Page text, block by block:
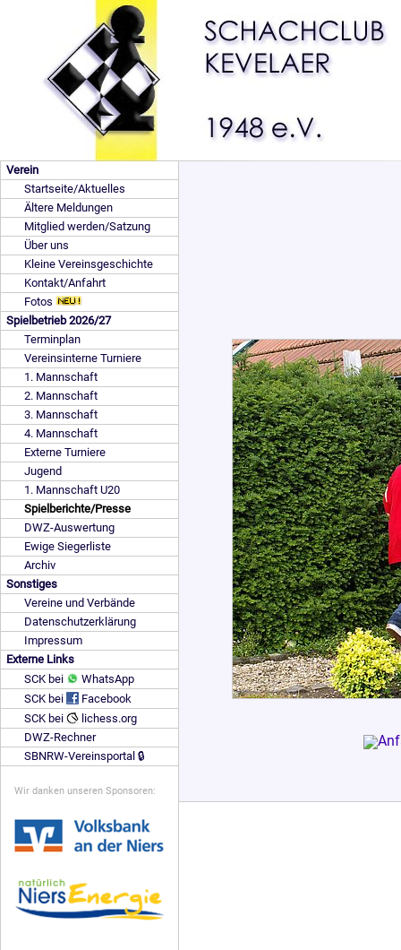
Verein
Startseite/Aktuelles
Ältere Meldungen
Mitglied werden/Satzung
Über uns
Kleine Vereinsgeschichte
Kontakt/Anfahrt
Fotos
Spielbetrieb 2026/27
Terminplan
Vereinsinterne Turniere
1. Mannschaft
2. Mannschaft
3. Mannschaft
4. Mannschaft
Externe Turniere
Jugend
1. Mannschaft U20
Spielberichte/Presse
DWZ-Auswertung
Ewige Siegerliste
Archiv
Sonstiges
Vereine und Verbände
Datenschutzerklärung
Impressum
Externe Links
SCK bei
WhatsApp
SCK bei
Facebook
SCK bei
lichess.org
DWZ-Rechner
SBNRW-Vereinsportal 🔒
Wir danken unseren Sponsoren: